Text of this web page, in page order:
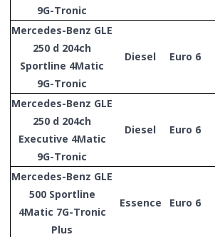
9G-Tronic
Mercedes-Benz GLE
250 d 204ch
Sportline 4Matic
9G-Tronic
Diesel Euro 6
Mercedes-Benz GLE
250 d 204ch
Executive 4Matic
9G-Tronic
Diesel Euro 6
Mercedes-Benz GLE
500 Sportline
4Matic 7G-Tronic
Plus
Essence Euro 6